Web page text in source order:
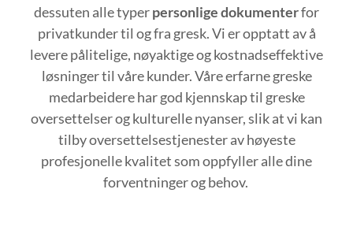
dessuten alle typerpersonlige dokumenterfor
privatkunder til og fra gresk. Vi er opptatt av å
levere pålitelige, nøyaktige og kostnadseffektive
løsninger til våre kunder. Våre erfarne greske
medarbeidere har god kjennskap til greske
oversettelser og kulturelle nyanser, slik at vi kan
tilby oversettelsestjenester av høyeste
profesjonelle kvalitet som oppfyller alle dine
forventninger og behov.